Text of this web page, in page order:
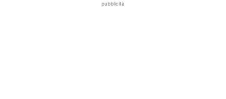
pubblicità